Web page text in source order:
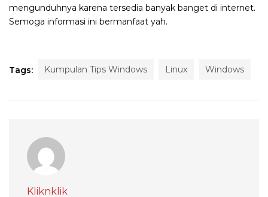
mengunduhnya karena tersedia banyak banget di internet.
Semoga informasi ini bermanfaat yah.
Tags: Kumpulan Tips Windows Linux Windows
Kliknklik